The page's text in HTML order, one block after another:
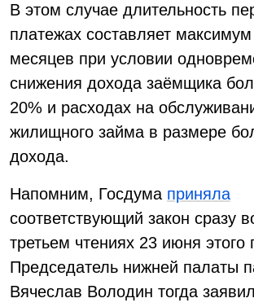
В этом случае длительность
платежах составляет
месяцев при условии
снижения дохода заёмщика
20% и расходах на
жилищного займа в размере
дохода.
Напомним, Госдума приняла
соответствующий закон сразу
третьем чтениях 23 июня этого
Председатель нижней палаты
Вячеслав Володин тогда